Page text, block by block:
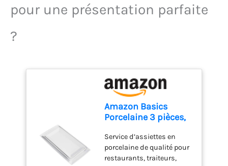
pâtisserie à destination
des professionnels.
en grande partie fabriqués
en France, dans nos
ateliers à Talant (21).
pour une présentation parfaite
?
Amazon Basics
Porcelaine 3 pièces,
apéritif, dîner,
dessert, 33.02 cm,28
cm, 26 cm, Blanc
Service d’assiettes en
porcelaine de qualité pour
restaurants, traiteurs,